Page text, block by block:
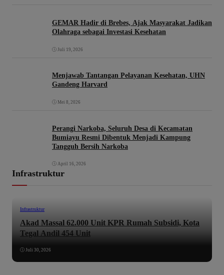
GEMAR Hadir di Brebes, Ajak Masyarakat Jadikan
Olahraga sebagai Investasi Kesehatan
Juli 19, 2026
Menjawab Tantangan Pelayanan Kesehatan, UHN
Gandeng Harvard
Mei 8, 2026
Perangi Narkoba, Seluruh Desa di Kecamatan
Bumiayu Resmi Dibentuk Menjadi Kampung
Tangguh Bersih Narkoba
April 16, 2026
Infrastruktur
Infrastruktur
Akad Massal 62.000 Unit KPR Rumah Subsidi, Kota
Tegal Andil 454 Unit
Juli 30, 2026